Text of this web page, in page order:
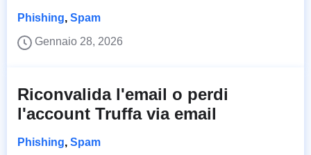
Phishing, Spam
Gennaio 28, 2026
Riconvalida l'email o perdi
l'account Truffa via email
Phishing, Spam